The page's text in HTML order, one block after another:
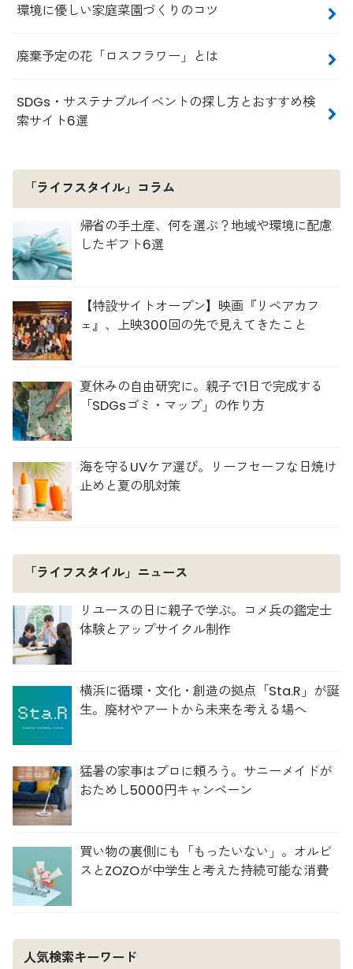
環境に優しい家庭菜園づくりのコツ
廃棄予定の花「ロスフラワー」とは
SDGs・サステナブルイベントの探し方とおすすめ検
索サイト6選
「ライフスタイル」コラム
帰省の手土産、何を選ぶ？地域や環境に配慮
したギフト6選
【特設サイトオープン】映画『リペアカフ
ェ』、上映300回の先で見えてきたこと
夏休みの自由研究に。親子で1日で完成する
「SDGsゴミ・マップ」の作り方
海を守るUVケア選び。リーフセーフな日焼け
止めと夏の肌対策
「ライフスタイル」ニュース
リユースの日に親子で学ぶ。コメ兵の鑑定士
体験とアップサイクル制作
横浜に循環・文化・創造の拠点「Sta.R」が誕
生。廃材やアートから未来を考える場へ
猛暑の家事はプロに頼ろう。サニーメイドが
おためし5000円キャンペーン
買い物の裏側にも「もったいない」。オルビ
スとZOZOが中学生と考えた持続可能な消費
人気検索キーワード